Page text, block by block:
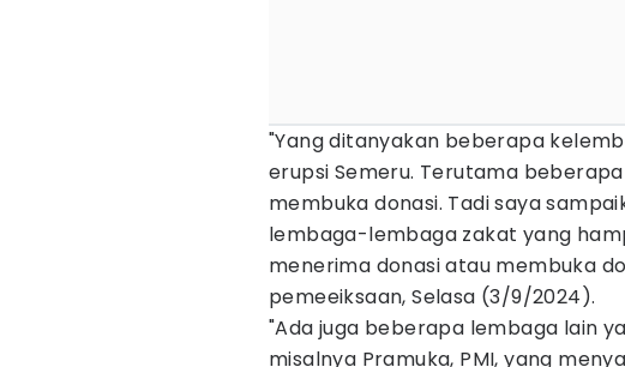
"Yang ditanyakan beberapa
erupsi Semeru. Terutama
membuka donasi. Tadi saya
lembaga-lembaga zakat yang
menerima donasi atau membuka
pemeeiksaan, Selasa (3/9/2024).
"Ada juga beberapa lembaga lain
misalnya Pramuka, PMI, yang